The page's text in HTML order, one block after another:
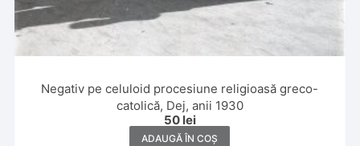
Negativ pe celuloid procesiune religioasă greco-
catolică, Dej, anii 1930
50 lei
ADAUGĂ ÎN COȘ